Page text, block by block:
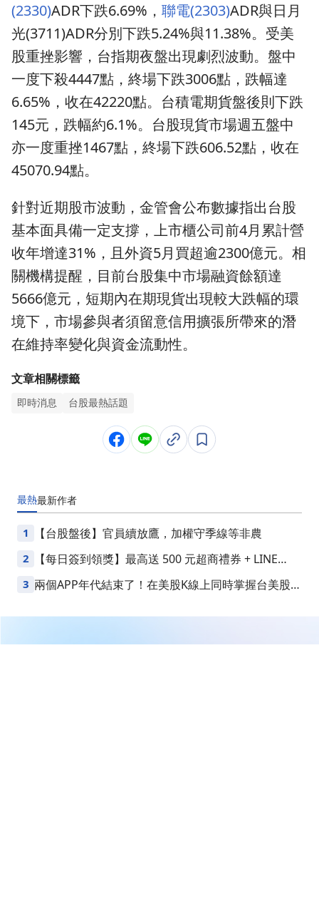
(2330)ADR下跌6.69%， 聯電(2303)ADR與日月
光(3711)ADR分別下跌5.24%與11.38%。受美
股重挫影響，台指期夜盤出現劇烈波動。盤中
一度下殺4447點，終場下跌3006點，跌幅達
6.65%，收在42220點。台積電期貨盤後則下跌
145元，跌幅約6.1%。台股現貨市場週五盤中
亦一度重挫1467點，終場下跌606.52點，收在
45070.94點。
針對近期股市波動，金管會公布數據指出台股
基本面具備一定支撐，上市櫃公司前4月累計營
收年增達31%，且外資5月買超逾2300億元。相
關機構提醒，目前台股集中市場融資餘額達
5666億元，短期內在期現貨出現較大跌幅的環
境下，市場參與者須留意信用擴張所帶來的潛
在維持率變化與資金流動性。
文章相關標籤
即時消息 台股最熱話題
最熱最新作者
1 【台股盤後】官員續放鷹，加權守季線等非農
2
【每日簽到領獎】最高送 500 元超商禮券 + LINE
Points
3 兩個APP年代結束了！在美股K線上同時掌握台美股損